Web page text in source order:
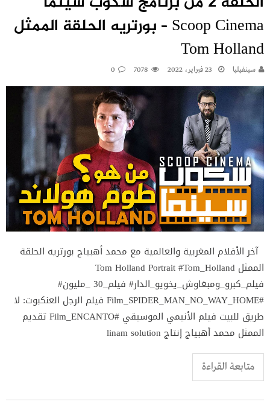
Scoop Cinema – بورتريه الحلقة الممثل
Tom Holland
سينفيليا 23 فبراير، 2022 7078
0
آخر الأفلام المغربية والعالمية مع محمد أهبياج بورتريه الحلقة
الممثل Tom Holland Portrait #Tom_Holland
فيلم_كبرو_ومبغاوش_يخويو_الدار# فيلم_30 _مليون#
#Film_SPIDER_MAN_NO_WAY_HOME فيلم الرجل العنكبوت: لا
طريق للبيت فيلم الأنيمي الموسيقي #Film_ENCANTO تقديم
الممثل محمد أهبياج إنتاج linam solution
متابعة القراءة